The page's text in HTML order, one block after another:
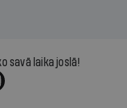
savā laika joslā!